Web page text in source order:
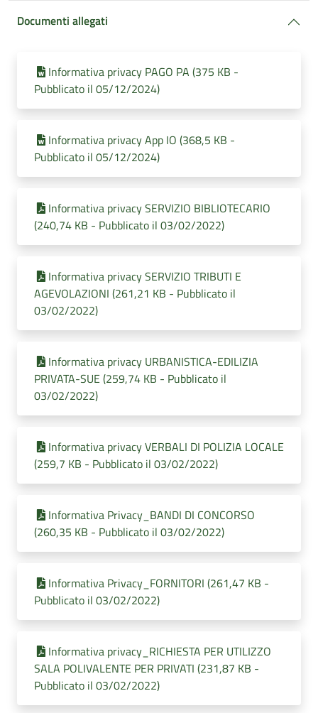
Documenti allegati
Informativa privacy PAGO PA (375 KB -
Pubblicato il 05/12/2024)
Informativa privacy App IO (368,5 KB -
Pubblicato il 05/12/2024)
Informativa privacy SERVIZIO BIBLIOTECARIO
(240,74 KB - Pubblicato il 03/02/2022)
Informativa privacy SERVIZIO TRIBUTI E
AGEVOLAZIONI (261,21 KB - Pubblicato il
03/02/2022)
Informativa privacy URBANISTICA-EDILIZIA
PRIVATA-SUE (259,74 KB - Pubblicato il
03/02/2022)
Informativa privacy VERBALI DI POLIZIA LOCALE
(259,7 KB - Pubblicato il 03/02/2022)
Informativa Privacy_BANDI DI CONCORSO
(260,35 KB - Pubblicato il 03/02/2022)
Informativa Privacy_FORNITORI (261,47 KB -
Pubblicato il 03/02/2022)
Informativa privacy_RICHIESTA PER UTILIZZO
SALA POLIVALENTE PER PRIVATI (231,87 KB -
Pubblicato il 03/02/2022)